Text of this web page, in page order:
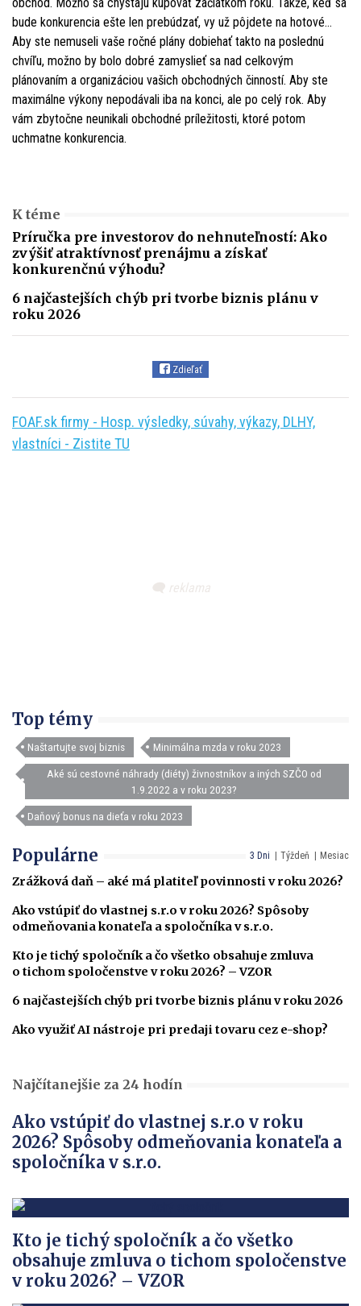
bude konkurencia ešte len prebúdzať, vy už pôjdete na hotové…
Aby ste nemuseli vaše ročné plány dobiehať takto na poslednú
chvíľu, možno by bolo dobré zamyslieť sa nad celkovým
plánovaním a organizáciou vašich obchodných činností. Aby ste
maximálne výkony nepodávali iba na konci, ale po celý rok. Aby
vám zbytočne neunikali obchodné príležitosti, ktoré potom
uchmatne konkurencia.
K téme
Príručka pre investorov do nehnuteľností: Ako
zvýšiť atraktívnosť prenájmu a získať
konkurenčnú výhodu?
6 najčastejších chýb pri tvorbe biznis plánu v
roku 2026
Zdieľať
FOAF.sk firmy - Hosp. výsledky, súvahy, výkazy, DLHY,
vlastníci - Zistite TU
Top témy
Naštartujte svoj biznis Minimálna mzda v roku 2023
Aké sú cestovné náhrady (diéty) živnostníkov a iných SZČO od
1.9.2022 a v roku 2023?
Daňový bonus na dieťa v roku 2023
3 Dni Týždeň Mesiac
Populárne
Zrážková daň – aké má platiteľ povinnosti v roku 2026?
Ako vstúpiť do vlastnej s.r.o v roku 2026? Spôsoby
odmeňovania konateľa a spoločníka v s.r.o.
Kto je tichý spoločník a čo všetko obsahuje zmluva
o tichom spoločenstve v roku 2026? – VZOR
6 najčastejších chýb pri tvorbe biznis plánu v roku 2026
Ako využiť AI nástroje pri predaji tovaru cez e-shop?
Najčítanejšie za 24 hodín
Ako vstúpiť do vlastnej s.r.o v roku
2026? Spôsoby odmeňovania konateľa a
spoločníka v s.r.o.
Kto je tichý spoločník a čo všetko
obsahuje zmluva o tichom spoločenstve
v roku 2026? – VZOR